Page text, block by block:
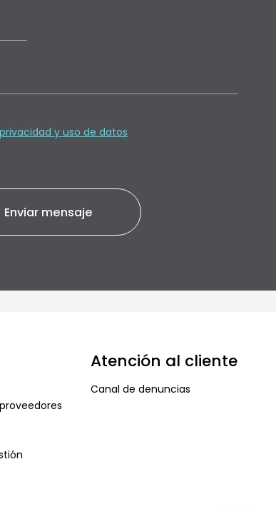
y uso de datos
Atención al cliente
Canal de denuncias